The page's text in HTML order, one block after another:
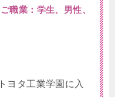
職業：学生、男性、
ヨタ工業学園に入